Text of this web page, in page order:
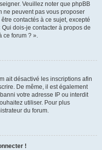
Veuillez noter que phpBB
ne peuvent pas vous proposer
contactés à ce sujet, excepté
dois-je contacter à propos de
ce forum ? ».
ait désactivé les inscriptions afin
De même, il est également
votre adresse IP ou interdit
utiliser. Pour plus
du forum.
!